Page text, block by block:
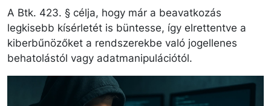
A Btk. 423. § célja, hogy már a beavatkozás
legkisebb kísérletét is büntesse, így elrettentve a
kiberbűnözőket a rendszerekbe való jogellenes
behatolástól vagy adatmanipulációtól.